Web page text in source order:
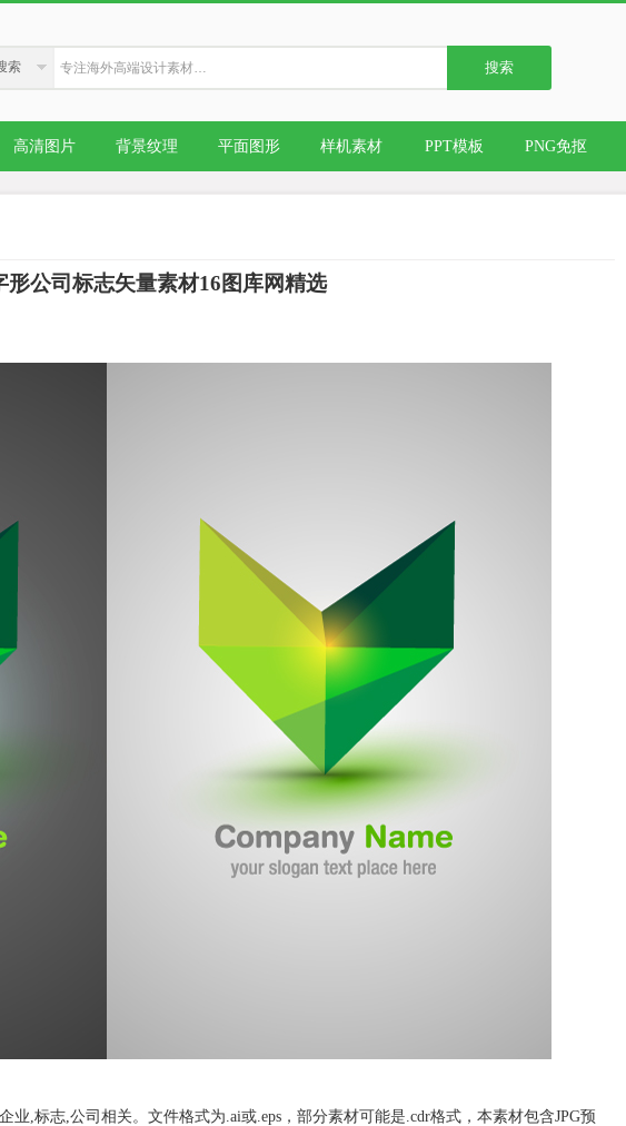
索 搜索
高清图片 背景纹理 平面图形 样机素材 PPT模板 PNG免抠
形公司标志矢量素材16图库网精选
,标志,公司相关。文件格式为.ai或.eps，部分素材可能是.cdr格式，本素材包含JPG预